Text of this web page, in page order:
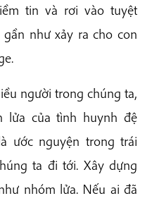
tin và rơi vào tuyệt
như xảy ra cho con
người trong chúng ta,
lửa của tình huynh đệ
ước nguyện trong trái
ta đi tới. Xây dựng
nhóm lửa. Nếu ai đã